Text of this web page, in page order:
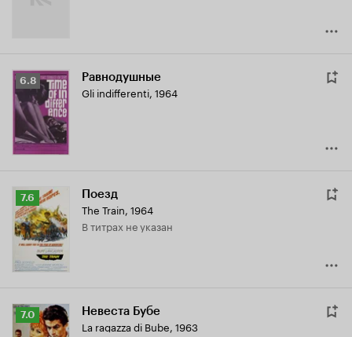
Рейтинг
Кинопоиска
6.8
6.8 Равнодушные
Gli indifferenti, 1964
Рейтинг
Кинопоиска
7.6
7.6 Поезд
The Train, 1964
в титрах не указан
Рейтинг
Кинопоиска
7.0 Невеста Бубе
La ragazza di Bube, 1963